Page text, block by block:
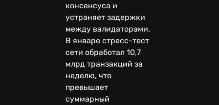
консенсуса и
устраняет задержки
между валидаторами.
В январе стресс-тест
сети обработал 10,7
млрд транзакций за
неделю, что
превышает
суммарный